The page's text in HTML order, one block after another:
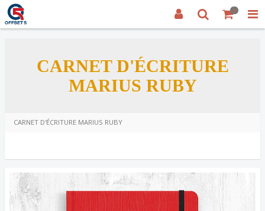
0
CARNET D'ÉCRITURE
MARIUS RUBY
CARNET D'ÉCRITURE MARIUS RUBY